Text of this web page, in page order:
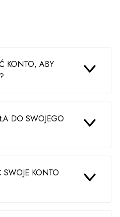
KONTO, ABY
DO SWOJEGO
KONTO